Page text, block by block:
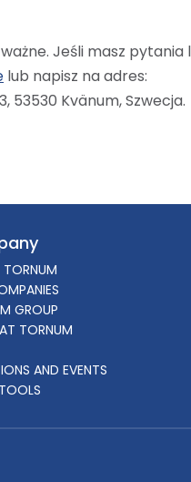
Jeśli masz
lub napisz na adres:
53530 Kvänum, Szwecja.
GROUP
TORNUM
AND EVENTS